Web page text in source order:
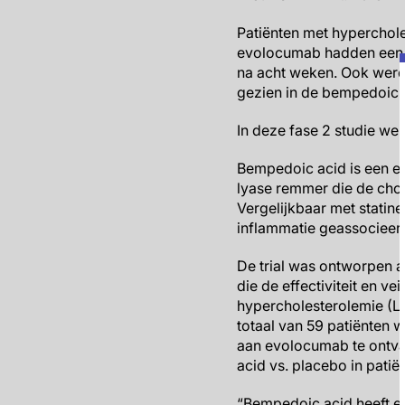
Patiënten met
evolocumab hadden
na acht weken. Ook
gezien in de bempedoic
In deze fase 2 studie
Bempedoic acid is een
lyase remmer die de
Vergelijkbaar met
inflammatie
De trial was ontworpen
die de effectiviteit en
hypercholesterolemie
totaal van 59 patiënten
aan evolocumab te
acid vs. placebo in